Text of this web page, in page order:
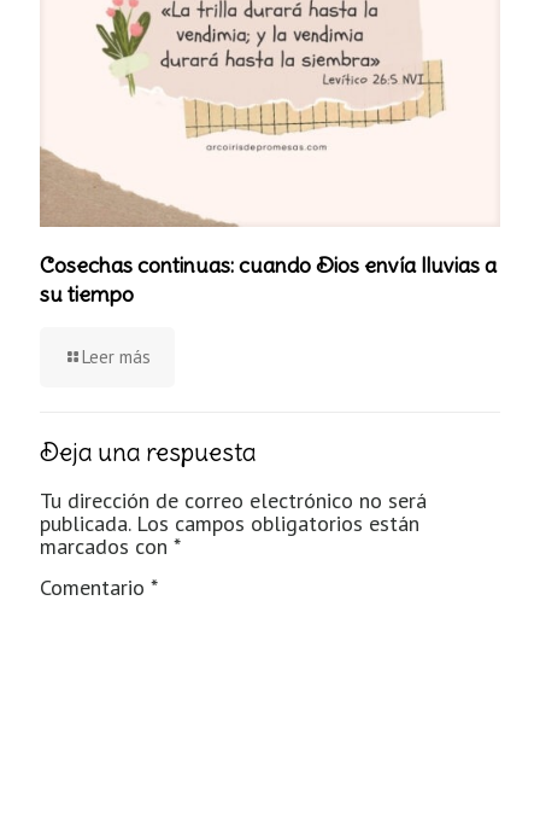
Cosechas continuas: cuando Dios envía lluvias a
su tiempo
Leer más
Deja una respuesta
Tu dirección de correo electrónico no será
publicada. Los campos obligatorios están
marcados con *
Comentario *